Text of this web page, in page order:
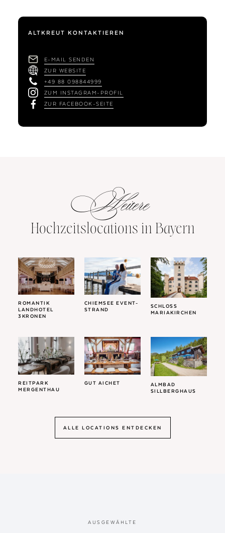
ALTKREUT KONTAKTIEREN
E-MAIL SENDEN
ZUR WEBSITE
+49 88 098844999
ZUM INSTAGRAM-PROFIL
ZUR FACEBOOK-SEITE
Weitere
Hochzeitslocations in Bayern
ROMANTIK
LANDHOTEL
3KRONEN
CHIEMSEE EVENT-
STRAND
SCHLOSS
MARIAKIRCHEN
REITPARK
MERGENTHAU
GUT AICHET
ALMBAD
SILLBERGHAUS
ALLE LOCATIONS ENTDECKEN
AUSGEWÄHLTE